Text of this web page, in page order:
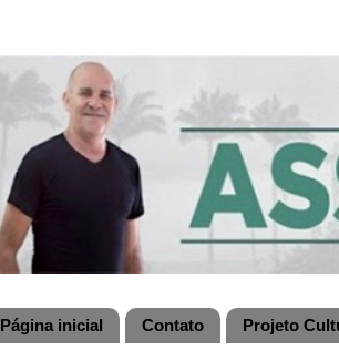
Página inicial Contato Projeto